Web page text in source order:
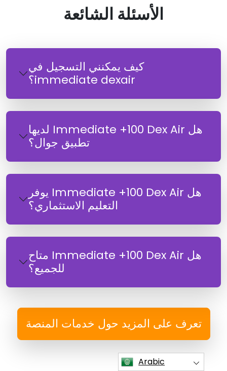
الأسئلة الشائعة
كيف يمكنني التسجيل في
immediate dexair؟
هل Immediate +100 Dex Air لديها
تطبيق جوال؟
هل Immediate +100 Dex Air يوفر
التعليم الاستثماري؟
هل Immediate +100 Dex Air متاح
للجميع؟
تعرف على المزيد حول خدمات المنصة
Arabic